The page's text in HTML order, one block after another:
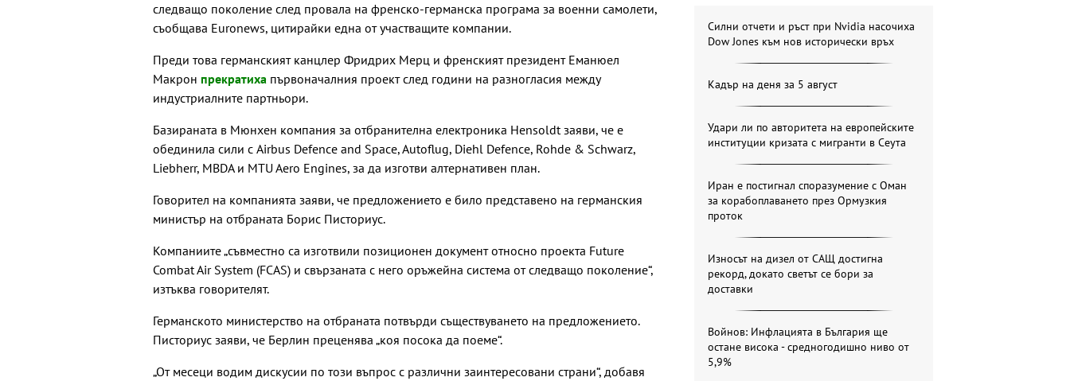
следващо поколение след провала на френско-германска програма за военни самолети,
съобщава Euronews, цитирайки една от участващите компании.
Преди това германският канцлер Фридрих Мерц и френският президент Еманюел
Макрон прекратиха първоначалния проект след години на разногласия между
индустриалните партньори.
Базираната в Мюнхен компания за отбранителна електроника Hensoldt заяви, че е
обединила сили с Airbus Defence and Space, Autoflug, Diehl Defence, Rohde & Schwarz,
Liebherr, MBDA и MTU Aero Engines, за да изготви алтернативен план.
Говорител на компанията заяви, че предложението е било представено на германския
министър на отбраната Борис Писториус.
Компаниите „съвместно са изготвили позиционен документ относно проекта Future
Combat Air System (FCAS) и свързаната с него оръжейна система от следващо поколение“,
изтъква говорителят.
Германското министерство на отбраната потвърди съществуването на предложението.
Писториус заяви, че Берлин преценява „коя посока да поеме“.
„От месеци водим дискусии по този въпрос с различни заинтересовани страни“, добавя
Силни отчети и ръст при Nvidia насочиха
Dow Jones към нов исторически връх
Кадър на деня за 5 август
Удари ли по авторитета на европейските
институции кризата с мигранти в Сеута
Иран е постигнал споразумение с Оман
за корабоплаването през Ормузкия
проток
Износът на дизел от САЩ достигна
рекорд, докато светът се бори за
доставки
Войнов: Инфлацията в България ще
остане висока - средногодишно ниво от
5,9%